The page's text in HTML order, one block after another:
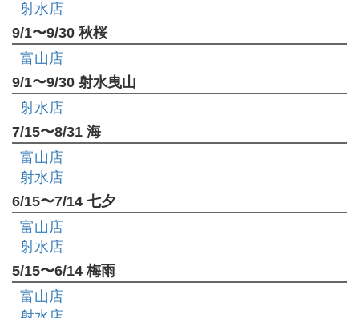
射水店
9/1〜9/30 秋桜
富山店
9/1〜9/30 射水曳山
射水店
7/15〜8/31 海
富山店
射水店
6/15〜7/14 七夕
富山店
射水店
5/15〜6/14 梅雨
富山店